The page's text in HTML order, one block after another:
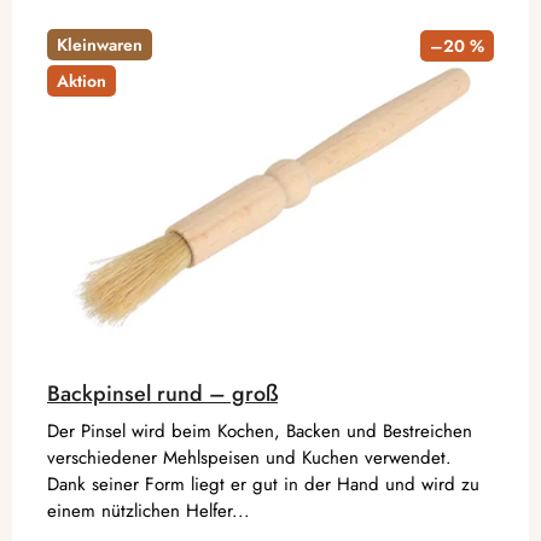
Kleinwaren
Aktion
–20 %
Backpinsel rund – groß
Der Pinsel wird beim Kochen, Backen und Bestreichen
verschiedener Mehlspeisen und Kuchen verwendet.
Dank seiner Form liegt er gut in der Hand und wird zu
einem nützlichen Helfer...